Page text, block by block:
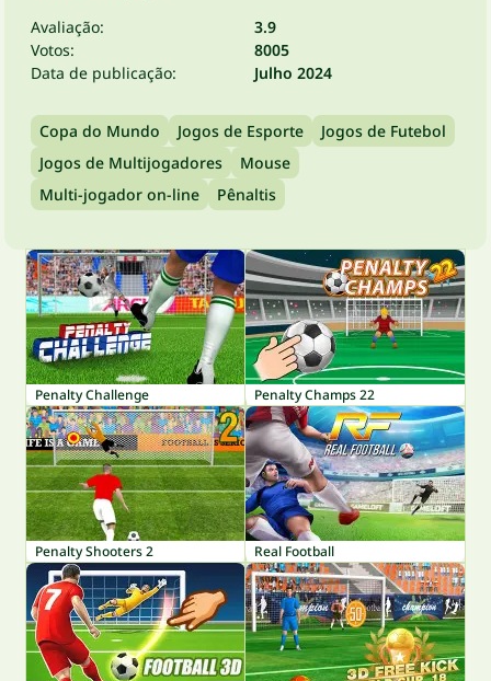
Avaliação:
3.9
Votos:
8005
Data de publicação:
Julho 2024
Copa do Mundo Jogos de Esporte
Jogos de Futebol
Jogos de Multijogadores
Mouse
Multi-jogador on-line
Pênaltis
Penalty Challenge Penalty Champs 22
Penalty Shooters 2 Real Football